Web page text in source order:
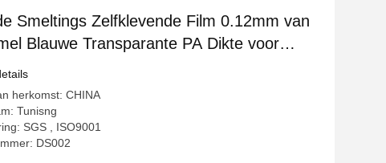
Smeltings Zelfklevende Film 0.12mm van
Blauwe Transparante PA Dikte voor
herkomst: CHINA
Tunisng
SGS , ISO9001
DS002